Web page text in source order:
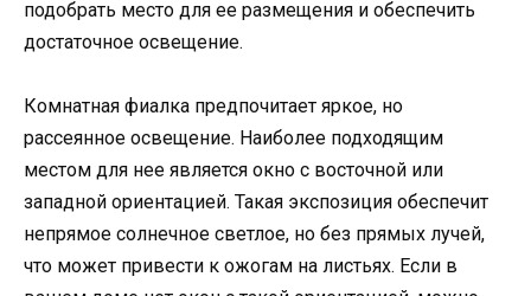
подобрать место для ее размещения и обеспечить
достаточное освещение.
Комнатная фиалка предпочитает яркое, но
рассеянное освещение. Наиболее подходящим
местом для нее является окно с восточной или
западной ориентацией. Такая экспозиция обеспечит
непрямое солнечное светлое, но без прямых лучей,
что может привести к ожогам на листьях. Если в